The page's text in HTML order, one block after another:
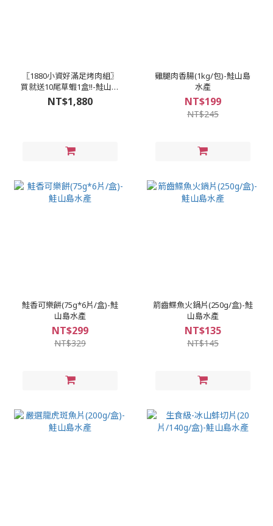
〖1880小資好滿足烤肉組〗
買就送10尾草蝦1盒!!-鮭山島
水產
NT$1,880
雞腿肉香腸(1kg/包)-鮭山島
水產
NT$199
NT$245
鮭香可樂餅(75g*6片/盒)-鮭
山島水產
NT$299
NT$329
箭齒鰈魚火鍋片(250g/盒)-鮭
山島水產
NT$135
NT$145